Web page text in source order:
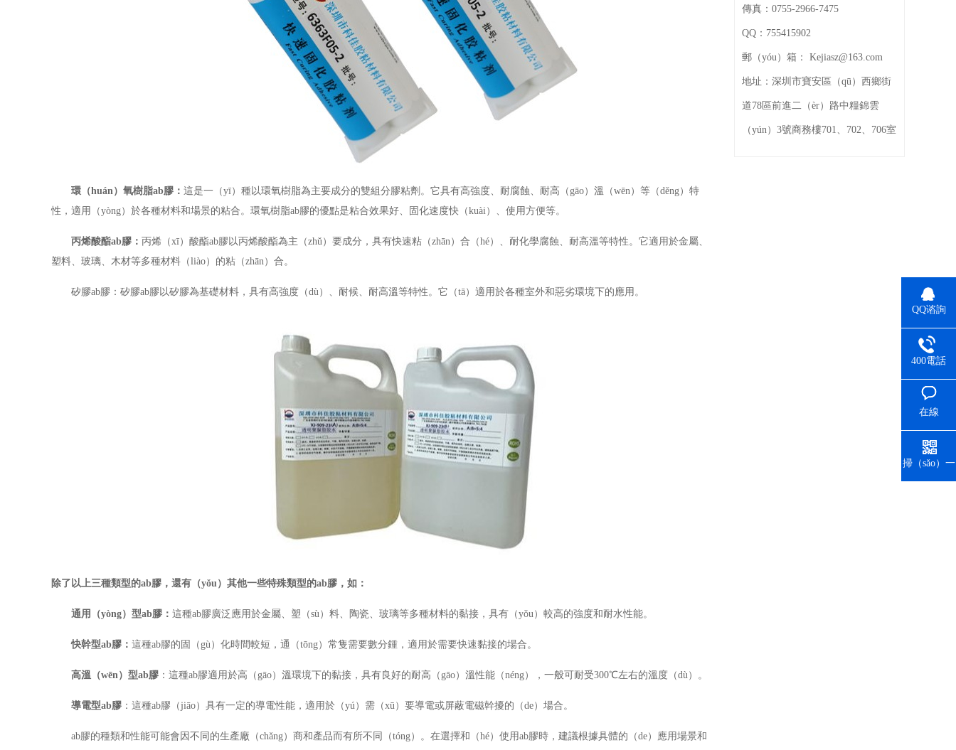
環（huán）氧樹脂ab膠：這是一（yī）種以環氧樹脂為主要成分的雙組分膠粘劑。它具有高強度、耐腐蝕、耐高（gāo）溫（wēn）等（děng）特
性，適用（yòng）於各種材料和場景的粘合。環氧樹脂ab膠的優點是粘合效果好、固化速度快（kuài）、使用方便等。
丙烯酸酯ab膠：丙烯（xī）酸酯ab膠以丙烯酸酯為主（zhǔ）要成分，具有快速粘（zhān）合（hé）、耐化學腐蝕、耐高溫等特性。它適用於金屬、
塑料、玻璃、木材等多種材料（liào）的粘（zhān）合。
矽膠ab膠：矽膠ab膠以矽膠為基礎材料，具有高強度（dù）、耐候、耐高溫等特性。它（tā）適用於各種室外和惡劣環境下的應用。
除了以上三種類型的ab膠，還有（yǒu）其他一些特殊類型的ab膠，如：
通用（yòng）型ab膠：這種ab膠廣泛應用於金屬、塑（sù）料、陶瓷、玻璃等多種材料的黏接，具有（yǒu）較高的強度和耐水性能。
快幹型ab膠：這種ab膠的固（gù）化時間較短，通（tōng）常隻需要數分鍾，適用於需要快速黏接的場合。
高溫（wēn）型ab膠 ：這種ab膠適用於高（gāo）溫環境下的黏接，具有良好的耐高（gāo）溫性能（néng），一般可耐受300℃左右的溫度（dù）。
導電型ab膠 ：這種ab膠（jiāo）具有一定的導電性能，適用於（yú）需（xū）要導電或屏蔽電磁幹擾的（de）場合。
ab膠的種類和性能可能會因不同的生產廠（chǎng）商和產品而有所不同（tóng）。在選擇和（hé）使用ab膠時，建議根據具體的（de）應用場景和
傳真： 0755-2966-7475
QQ： 755415902
郵（yóu）箱： Kejiasz@163.com
地址： 深圳市寶安區（qū）西鄉街
道78區前進二（èr）路中糧錦雲
（yún）3號商務樓701、702、706室
QQ谘詢
400電話
在線
言
掃（sǎo）一